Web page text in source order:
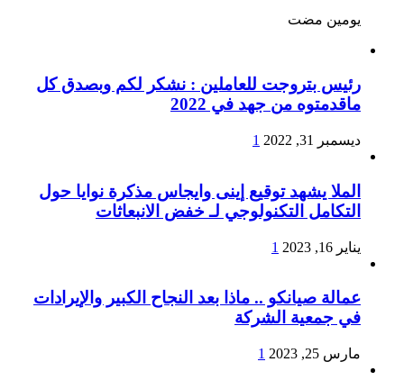
‏يومين مضت
رئيس بتروجت للعاملين : نشكر لكم وبصدق كل
ماقدمتوه من جهد في 2022
ديسمبر 31, 2022 1
الملا يشهد توقيع إينى وايجاس مذكرة نوايا حول
التكامل التكنولوجي لـ خفض الانبعاثات
يناير 16, 2023 1
عمالة صيانكو .. ماذا بعد النجاح الكبير والإيرادات
في جمعية الشركة
مارس 25, 2023 1